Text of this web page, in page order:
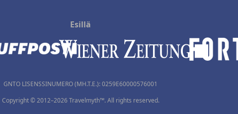
Esillä
GNTO LISENSSINUMERO (MH.T.E.): 0259Ε60000576001
Copyright © 2012–2026 Travelmyth™. All rights reserved.